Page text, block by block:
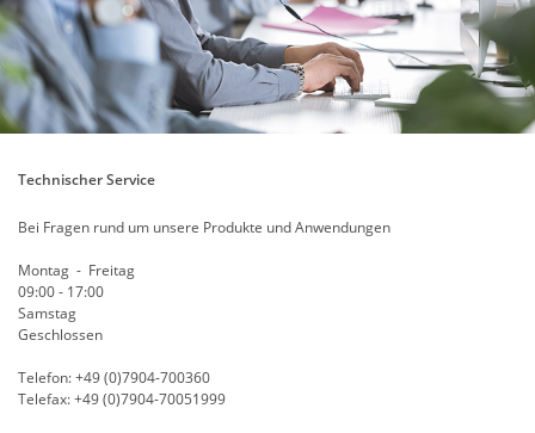
Technischer Service
Bei Fragen rund um unsere Produkte und Anwendungen
Montag - Freitag
09:00 - 17:00
Samstag
Geschlossen
Telefon: +49 (0)7904-700360
Telefax: +49 (0)7904-70051999